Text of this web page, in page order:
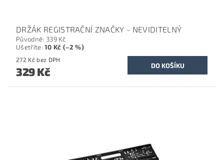
DRŽÁK REGISTRAČNÍ ZNAČKY - NEVIDITELNÝ
Původně: 339 Kč
Ušetříte:10 Kč (–2 %)
272 Kč bez DPH
329 Kč